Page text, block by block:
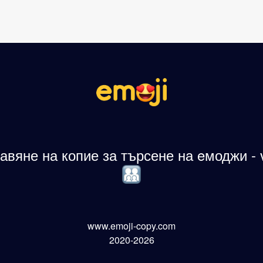
на копие за търсене на eмоджи -
www.emoji-copy.com
2020-2026